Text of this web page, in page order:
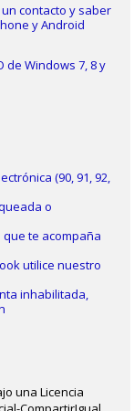
contacto y saber
y Android
de Windows 7, 8 y
(90, 91, 92,
o
te acompaña
utilice nuestro
inhabilitada,
una Licencia